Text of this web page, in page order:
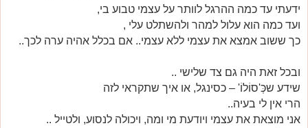
ידעתי עד כמה ההרגל לוותר על עצמי טבוע בי,
ועד כמה הוא עלול למהר ולהשתלט עלי ,
כך ששוב אמצא את עצמי ללא עצמי.. אם בכלל אהיה ערה לכך..
ובכל זאת היה גם צד שלישי ..
שידע שכְּ'סוֹלוֹ' – כסינגל, או איך שתקראי לזה
הרי אין לי בעיה..
אני מוצאת את עצמי ויודעת מי ומה, ויכולה לנסוע, ולטייל ..